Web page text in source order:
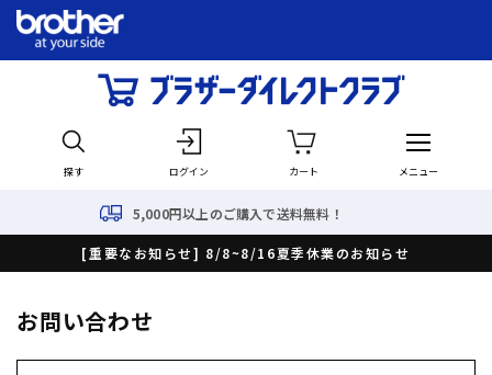
探す ログイン カート メニュー
5,000円以上のご購入で送料無料！
[重要なお知らせ] 8/8~8/16夏季休業のお知らせ
お問い合わせ